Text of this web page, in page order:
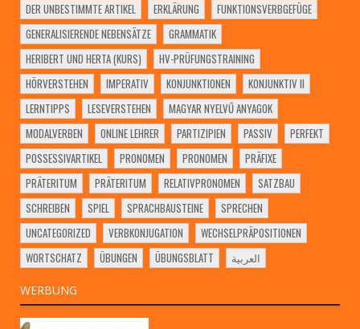
DER UNBESTIMMTE ARTIKEL
ERKLÄRUNG
FUNKTIONSVERBGEFÜGE
GENERALISIERENDE NEBENSÄTZE
GRAMMATIK
HERIBERT UND HERTA (KURS)
HV-PRÜFUNGSTRAINING
HÖRVERSTEHEN
IMPERATIV KONJUNKTIONEN
KONJUNKTIV II
LERNTIPPS
LESEVERSTEHEN
MAGYAR NYELVŰ ANYAGOK
MODALVERBEN
ONLINE LEHRER PARTIZIPIEN PASSIV
PERFEKT
POSSESSIVARTIKEL
PRONOMEN PRONOMEN
PRÄFIXE
PRÄTERITUM
PRÄTERITUM RELATIVPRONOMEN
SATZBAU
SCHREIBEN
SPIEL SPRACHBAUSTEINE
SPRECHEN
UNCATEGORIZED
VERBKONJUGATION
WECHSELPRÄPOSITIONEN
WORTSCHATZ
ÜBUNGEN ÜBUNGSBLATT العربية
WERBUNG